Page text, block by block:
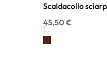
Scaldacollo
45,50 €